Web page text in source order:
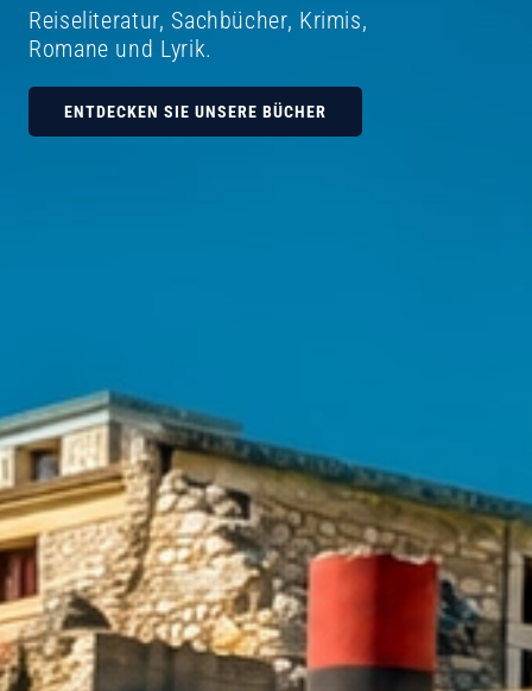
Reiseliteratur, Sachbücher, Krimis,
Romane und Lyrik.
ENTDECKEN SIE UNSERE BÜCHER